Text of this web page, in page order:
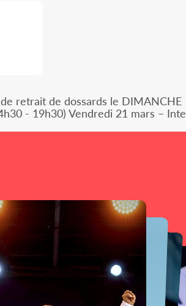
retrait de dossards le DIMANCHE
- 19h30) Vendredi 21 mars –